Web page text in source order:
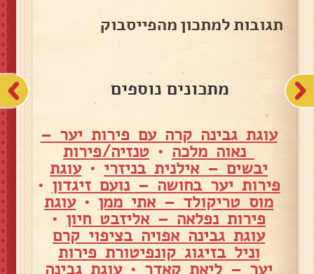
תגובות למתכון מהפייסבוק
מתכונים נוספים
עוגת גבינה קרה עם פירות יער –
נאוה מלכה • טנזיה/פירות
יבשים – אילנית בניזרי •עוגת
פירות יער בחושה – נועם זיגדון •
מוס טריקולד – אתי ממן •עוגת
פירות נפלאה – אליזבט חיון •
עוגת גבינה אפויה בציפוי קרם
וניל בזיגוג קונפיטורת פירות
יער – ליאת קאדר •עוגת גבינה